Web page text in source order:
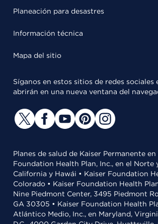
Planeación para desastres
Información técnica
Mapa del sitio
Síganos en estos sitios de redes sociales
abrirán en una nueva ventana del
Planes de salud de Kaiser Permanente
Foundation Health Plan, Inc., en el Norte
California y Hawái • Kaiser Foundation
Colorado • Kaiser Foundation Health
Nine Piedmont Center, 3495 Piedmont
GA 30305 • Kaiser Foundation Health
Atlántico Medio, Inc., en Maryland,